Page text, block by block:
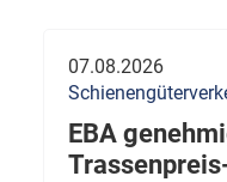
07.08.2026
EBA